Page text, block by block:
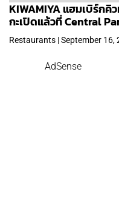
KIWAMIYA แฮมเบิร์ก
กะเปิดแล้วที่ Central
Restaurants | September 16,
AdSense